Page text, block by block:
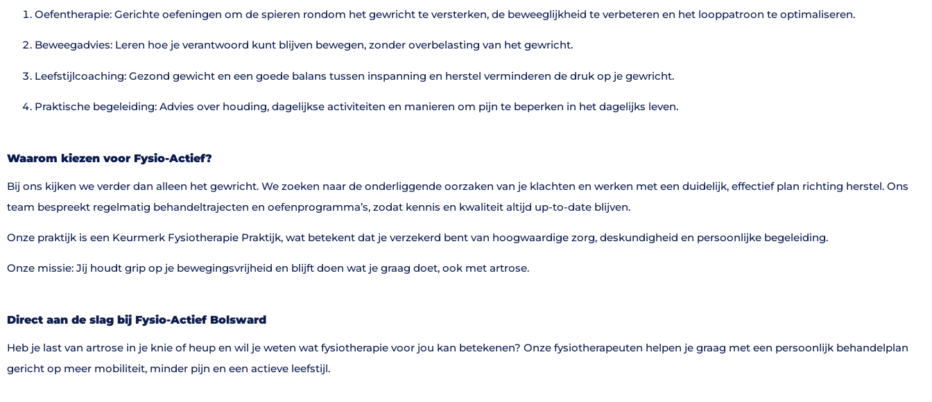
Oefentherapie: Gerichte oefeningen om de spieren rondom het gewricht te versterken, de beweeglijkheid te verbeteren en het looppatroon te optimaliseren.
Beweegadvies: Leren hoe je verantwoord kunt blijven bewegen, zonder overbelasting van het gewricht.
Leefstijlcoaching: Gezond gewicht en een goede balans tussen inspanning en herstel verminderen de druk op je gewricht.
Praktische begeleiding: Advies over houding, dagelijkse activiteiten en manieren om pijn te beperken in het dagelijks leven.
Waarom kiezen voor Fysio-Actief?
Bij ons kijken we verder dan alleen het gewricht. We zoeken naar de onderliggende oorzaken van je klachten en werken met een duidelijk, effectief plan richting herstel. Ons
team bespreekt regelmatig behandeltrajecten en oefenprogramma’s, zodat kennis en kwaliteit altijd up-to-date blijven.
Onze praktijk is een Keurmerk Fysiotherapie Praktijk, wat betekent dat je verzekerd bent van hoogwaardige zorg, deskundigheid en persoonlijke begeleiding.
Onze missie: Jij houdt grip op je bewegingsvrijheid en blijft doen wat je graag doet, ook met artrose.
Direct aan de slag bij Fysio-Actief Bolsward
Heb je last van artrose in je knie of heup en wil je weten wat fysiotherapie voor jou kan betekenen? Onze fysiotherapeuten helpen je graag met een persoonlijk behandelplan
gericht op meer mobiliteit, minder pijn en een actieve leefstijl.